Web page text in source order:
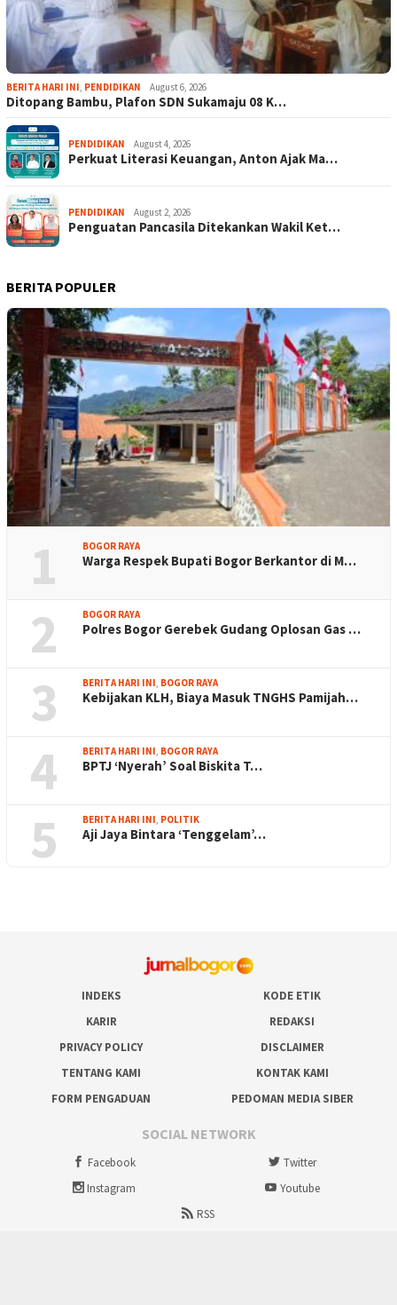
BERITA HARI INI, PENDIDIKAN August 6, 2026
Ditopang Bambu, Plafon SDN Sukamaju 08 K…
PENDIDIKAN August 4, 2026
Perkuat Literasi Keuangan, Anton Ajak Ma…
PENDIDIKAN August 2, 2026
Penguatan Pancasila Ditekankan Wakil Ket…
BERITA POPULER
1 BOGOR RAYA
Warga Respek Bupati Bogor Berkantor di M…
2 BOGOR RAYA
Polres Bogor Gerebek Gudang Oplosan Gas …
3 BERITA HARI INI, BOGOR RAYA
Kebijakan KLH, Biaya Masuk TNGHS Pamijah…
4 BERITA HARI INI, BOGOR RAYA
BPTJ ‘Nyerah’ Soal Biskita T…
5 BERITA HARI INI, POLITIK
Aji Jaya Bintara ‘Tenggelam’…
INDEKS
KODE ETIK
KARIR
REDAKSI
PRIVACY POLICY
DISCLAIMER
TENTANG KAMI
KONTAK KAMI
FORM PENGADUAN
PEDOMAN MEDIA SIBER
SOCIAL NETWORK
Facebook
Twitter
Instagram
Youtube
RSS